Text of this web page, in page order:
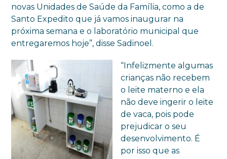
novas Unidades de Saúde da Família, como a de
Santo Expedito que já vamos inaugurar na
próxima semana e o laboratório municipal que
entregaremos hoje”, disse Sadinoel.
“Infelizmente algumas
crianças não recebem
o leite materno e ela
não deve ingerir o leite
de vaca, pois pode
prejudicar o seu
desenvolvimento. É
por isso que as